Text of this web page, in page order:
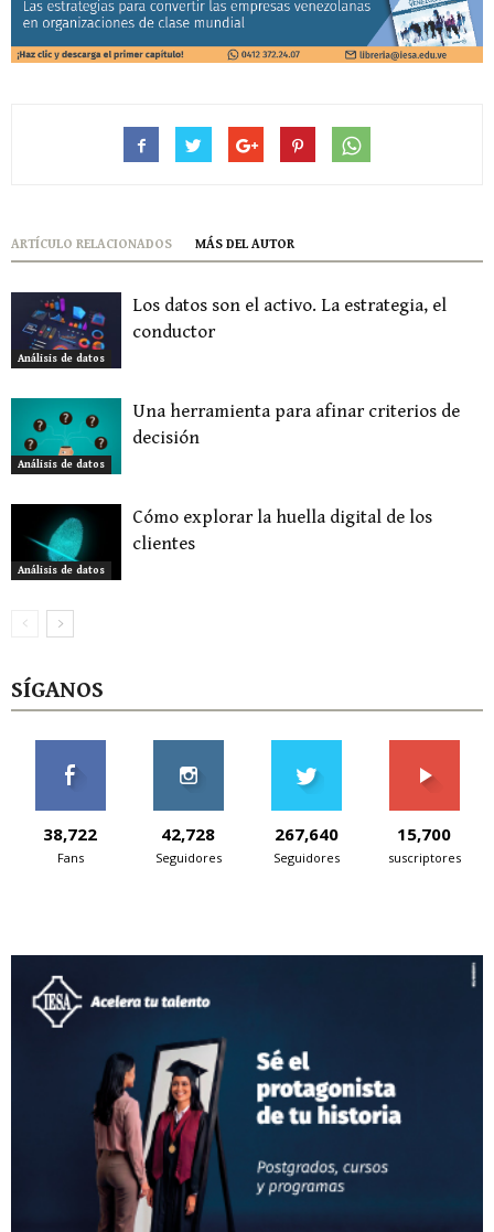
ARTÍCULO RELACIONADOS MÁS DEL AUTOR
Análisis de datos
Los datos son el activo. La estrategia, el
conductor
Análisis de datos
Una herramienta para afinar criterios de
decisión
Análisis de datos
Cómo explorar la huella digital de los
clientes
SÍGANOS
38,722
Fans
42,728
Seguidores
267,640
Seguidores
15,700
suscriptores